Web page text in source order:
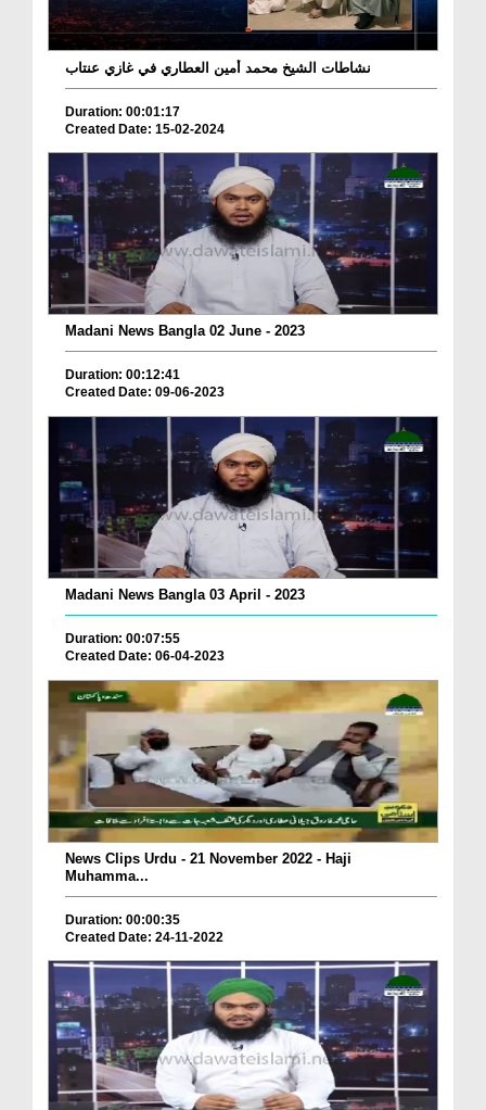
نشاطات الشيخ محمد أمين العطاري في غازي عنتاب
Duration: 00:01:17
Created Date: 15-02-2024
Madani News Bangla 02 June - 2023
Duration: 00:12:41
Created Date: 09-06-2023
Madani News Bangla 03 April - 2023
Duration: 00:07:55
Created Date: 06-04-2023
News Clips Urdu - 21 November 2022 - Haji
Muhamma...
Duration: 00:00:35
Created Date: 24-11-2022